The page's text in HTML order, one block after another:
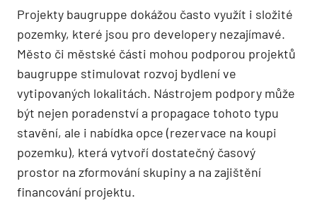
Projekty baugruppe dokážou často využít i složité
pozemky, které jsou pro developery nezajímavé.
Město či městské části mohou podporou projektů
baugruppe stimulovat rozvoj bydlení ve
vytipovaných lokalitách. Nástrojem podpory může
být nejen poradenství a propagace tohoto typu
stavění, ale i nabídka opce (rezervace na koupi
pozemku), která vytvoří dostatečný časový
prostor na zformování skupiny a na zajištění
financování projektu.